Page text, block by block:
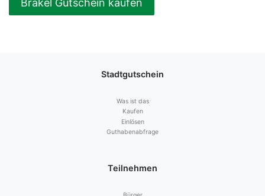
Brakel Gutschein kaufen
Stadtgutschein
Was ist das
Kaufen
Einlösen
Guthabenabfrage
Teilnehmen